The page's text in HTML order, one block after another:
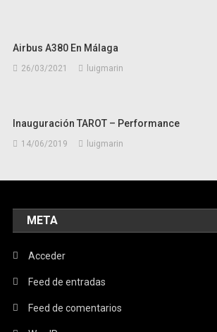
Airbus A380 En Málaga
26/03/2021 luigmarin
Inauguración TAROT – Performance
14/06/2019 luigmarin
META
Acceder
Feed de entradas
Feed de comentarios